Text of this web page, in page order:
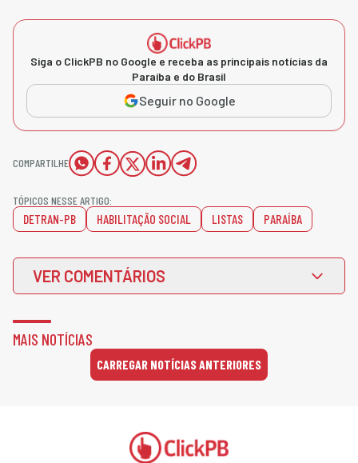
Siga o ClickPB no Google e receba as principais notícias da
Paraíba e do Brasil
Seguir no Google
COMPARTILHE
TÓPICOS NESSE ARTIGO:
DETRAN-PB HABILITAÇÃO SOCIAL LISTAS PARAÍBA
VER COMENTÁRIOS
MAIS NOTÍCIAS
CARREGAR NOTÍCIAS ANTERIORES